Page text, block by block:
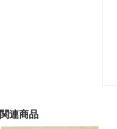
関連商品